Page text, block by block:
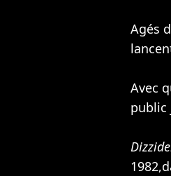
Agés
Avec
public